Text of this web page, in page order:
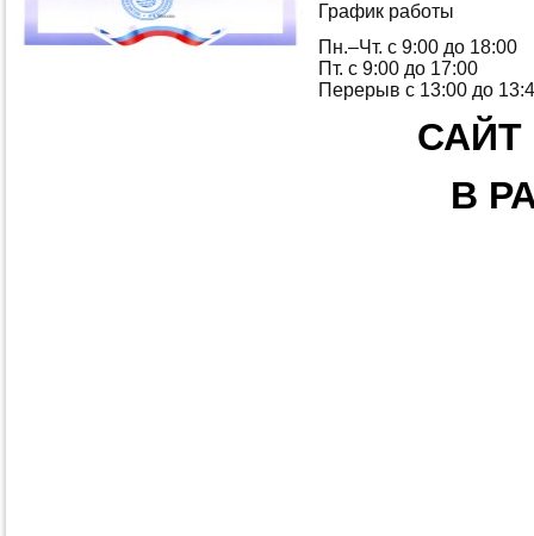
График работы
Пн.–Чт. с 9:00 до 18:00
Пт. с 9:00 до 17:00
Перерыв с 13:00 до
В